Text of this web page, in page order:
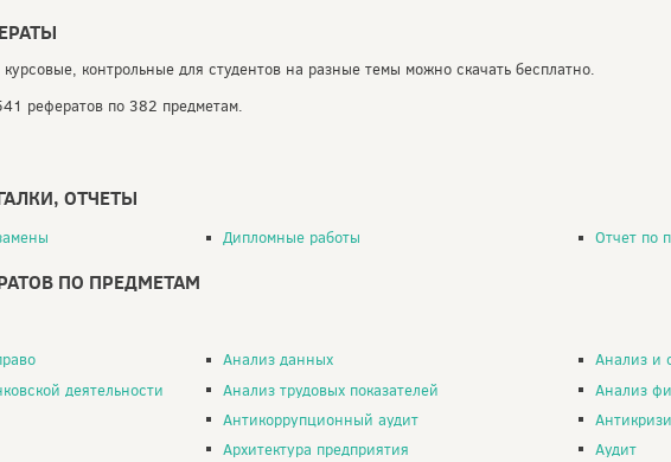
контрольные для студентов на разные темы можно скачать бесплатно.
рефератов по 382 предметам.
ОТЧЕТЫ
Дипломные работы Отчет по
ПО ПРЕДМЕТАМ
Анализ данных
Анализ и
деятельности
Анализ трудовых показателей
Анализ
Антикоррупционный аудит
Архитектура предприятия
Аудит